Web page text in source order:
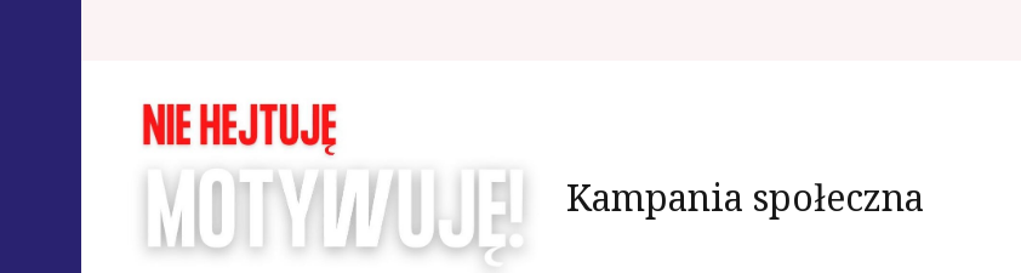
Kampania społeczna